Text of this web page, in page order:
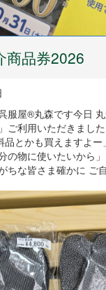
商品券2026
服屋®丸森です今日
ご利用いただきまし
品とかも買えますよー
の物に使いたいから
ちな皆さま確かに ご